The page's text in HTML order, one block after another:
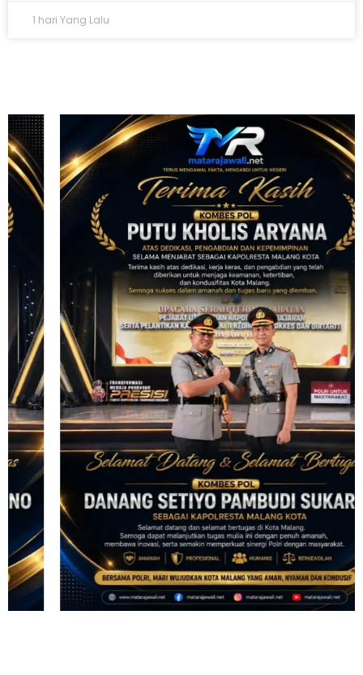
1 hari Yang Lalu